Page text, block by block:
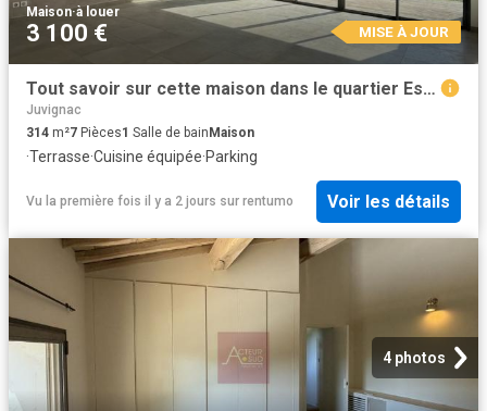
Maison·à louer
3 100 € MISE À JOUR
Tout savoir sur cette maison dans le quartier Est Nord Est et Sud Est, à Saint Gély du Fesc
Juvignac
314 m²7 Pièces1 Salle de bain Maison
·Terrasse·Cuisine équipée·Parking
Vu la première fois il y a 2 jours sur rentumo Voir les détails
4 photos